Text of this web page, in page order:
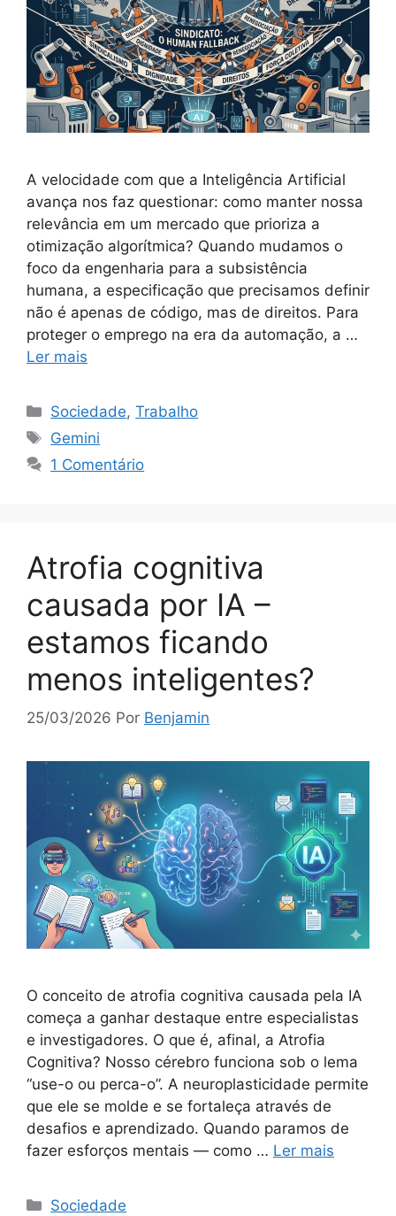
A velocidade com que a Inteligência Artificial
avança nos faz questionar: como manter nossa
relevância em um mercado que prioriza a
otimização algorítmica? Quando mudamos o
foco da engenharia para a subsistência
humana, a especificação que precisamos definir
não é apenas de código, mas de direitos. Para
proteger o emprego na era da automação, a …
Ler mais
Categorias
Sociedade,Trabalho
Tags
Gemini
1 Comentário
Atrofia cognitiva
causada por IA –
estamos ficando
menos inteligentes?
25/03/2026 Por Benjamin
O conceito de atrofia cognitiva causada pela IA
começa a ganhar destaque entre especialistas
e investigadores. O que é, afinal, a Atrofia
Cognitiva? Nosso cérebro funciona sob o lema
“use-o ou perca-o”. A neuroplasticidade permite
que ele se molde e se fortaleça através de
desafios e aprendizado. Quando paramos de
fazer esforços mentais — como … Ler mais
Categorias
Sociedade